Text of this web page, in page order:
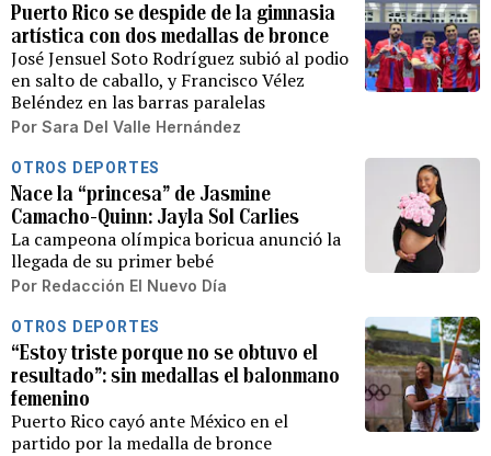
Puerto Rico se despide de la gimnasia
artística con dos medallas de bronce
José Jensuel Soto Rodríguez subió al podio
en salto de caballo, y Francisco Vélez
Beléndez en las barras paralelas
Por Sara Del Valle Hernández
OTROS DEPORTES
Nace la “princesa” de Jasmine
Camacho-Quinn: Jayla Sol Carlies
La campeona olímpica boricua anunció la
llegada de su primer bebé
Por Redacción El Nuevo Día
OTROS DEPORTES
“Estoy triste porque no se obtuvo el
resultado”: sin medallas el balonmano
femenino
Puerto Rico cayó ante México en el
partido por la medalla de bronce